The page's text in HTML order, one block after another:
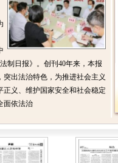
制日报》。创刊40年来，本报
出法治特色，为推进社会主义
正义、维护国家安全和社会稳定
面依法治